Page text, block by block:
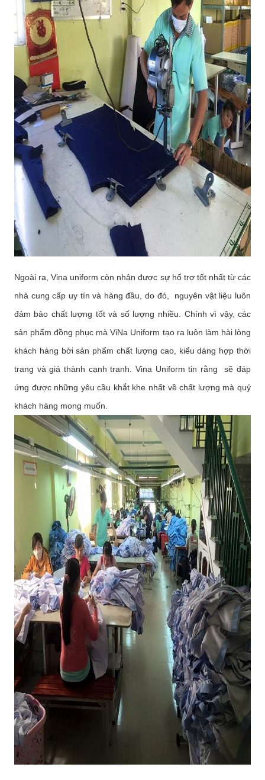
Ngoài ra, Vina uniform còn nhận được sự hổ trợ tốt nhất từ các
nhà cung cấp uy tín và hàng đầu, do đó, nguyên vật liệu luôn
đảm bảo chất lượng tốt và số lượng nhiều. Chính vì vậy, các
sản phẩm đồng phục mà ViNa Uniform tạo ra luôn làm hài lòng
khách hàng bởi sản phẩm chất lượng cao, kiểu dáng hợp thời
trang và giá thành cạnh tranh. Vina Uniform tin rằng sẽ đáp
ứng được những yêu cầu khắt khe nhất về chất lượng mà quý
khách hàng mong muốn.